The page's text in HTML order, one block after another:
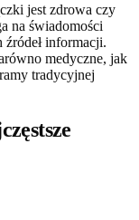
jest zdrowa czy
na świadomości
informacji.
medyczne, jak
tradycyjnej